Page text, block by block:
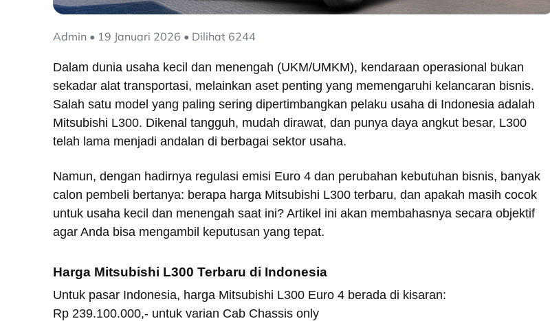
Admin • 19 Januari 2026 • Dilihat 6244
Dalam dunia usaha kecil dan menengah (UKM/UMKM), kendaraan operasional bukan
sekadar alat transportasi, melainkan aset penting yang memengaruhi kelancaran bisnis.
Salah satu model yang paling sering dipertimbangkan pelaku usaha di Indonesia adalah
Mitsubishi L300. Dikenal tangguh, mudah dirawat, dan punya daya angkut besar, L300
telah lama menjadi andalan di berbagai sektor usaha.
Namun, dengan hadirnya regulasi emisi Euro 4 dan perubahan kebutuhan bisnis, banyak
calon pembeli bertanya: berapa harga Mitsubishi L300 terbaru, dan apakah masih cocok
untuk usaha kecil dan menengah saat ini? Artikel ini akan membahasnya secara objektif
agar Anda bisa mengambil keputusan yang tepat.
Harga Mitsubishi L300 Terbaru di Indonesia
Untuk pasar Indonesia, harga Mitsubishi L300 Euro 4 berada di kisaran:
Rp 239.100.000,- untuk varian Cab Chassis only